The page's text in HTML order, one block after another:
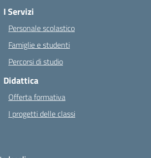
I Servizi
Personale scolastico
Famiglie e studenti
Percorsi di studio
Didattica
Offerta formativa
I progetti delle classi